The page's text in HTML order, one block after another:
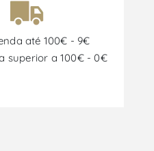
até 100€ - 9€
superior a 100€ - 0€